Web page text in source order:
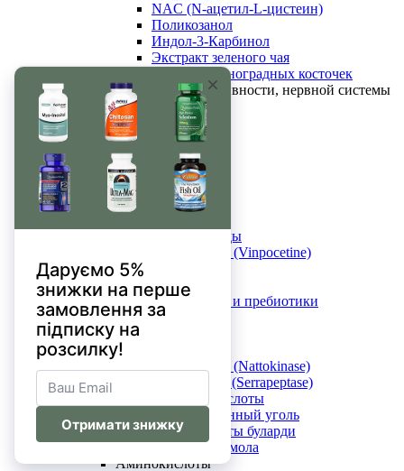
NAC (N-ацетил-L-цистеин)
Поликозанол
Индол-3-Карбинол
Экстракт зеленого чая
Экстракт виноградных косточек
Для мозговой активности, нервной системы
и сна
Мелатонин
5-HTP
GABA
DMAE
Теанин
SAM-e
Фосфолипиды
Винпоцетин (Vinpocetine)
Пищеварение
Пробиотики и пребиотики
Энзимы
Наттокиназа (Nattokinase)
Серапептаза (Serrapeptase)
Желчные кислоты
Активированный уголь
Сахаромицеты буларди
Мастичная смола
Аминокислоты